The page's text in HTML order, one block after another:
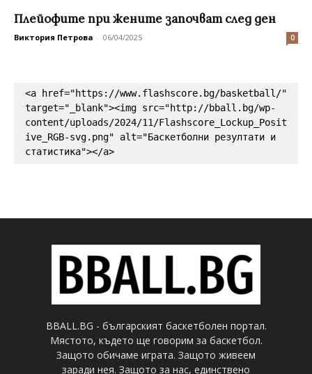
Плейофите при жените започват след ден
Виктория Петрова - 06/04/2025 0
<a href="https://www.flashscore.bg/basketball/"
target="_blank"><img src="http://bball.bg/wp-
content/uploads/2024/11/Flashscore_Lockup_Posit
ive_RGB-svg.png" alt="Баскетболни резултати и
статистика"></a>
BBALL.BG - българският баскетболен портал.
Мястото, където ще говорим за баскетбол.
Защото обичаме играта. Защото живеем
заради нея. Защото за нас, единствено